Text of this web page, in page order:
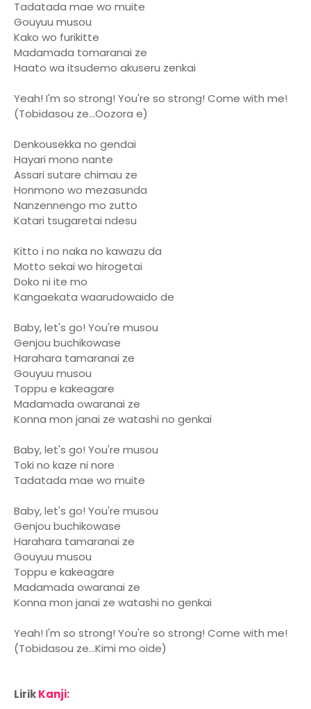
Tadatada mae wo muite
Gouyuu musou
Kako wo furikitte
Madamada tomaranai ze
Haato wa itsudemo akuseru zenkai
Yeah! I'm so strong! You're so strong! Come with me!
(Tobidasou ze...Oozora e)
Denkousekka no gendai
Hayari mono nante
Assari sutare chimau ze
Honmono wo mezasunda
Nanzennengo mo zutto
Katari tsugaretai ndesu
Kitto i no naka no kawazu da
Motto sekai wo hirogetai
Doko ni ite mo
Kangaekata waarudowaido de
Baby, let's go! You're musou
Genjou buchikowase
Harahara tamaranai ze
Gouyuu musou
Toppu e kakeagare
Madamada owaranai ze
Konna mon janai ze watashi no genkai
Baby, let's go! You're musou
Toki no kaze ni nore
Tadatada mae wo muite
Baby, let's go! You're musou
Genjou buchikowase
Harahara tamaranai ze
Gouyuu musou
Toppu e kakeagare
Madamada owaranai ze
Konna mon janai ze watashi no genkai
Yeah! I'm so strong! You're so strong! Come with me!
(Tobidasou ze...Kimi mo oide)
LirikKanji: